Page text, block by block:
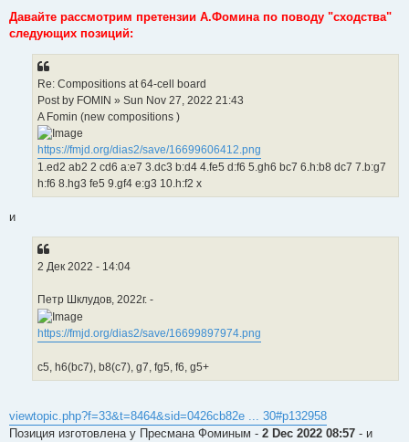
s
Давайте рассмотрим претензии А.Фомина по поводу "сходства"
следующих позиций:
Re: Compositions at 64-cell board
Post by FOMIN » Sun Nov 27, 2022 21:43
A Fomin (new compositions )
https://fmjd.org/dias2/save/16699606412.png
1.ed2 ab2 2 cd6 a:e7 3.dc3 b:d4 4.fe5 d:f6 5.gh6 bc7 6.h:b8 dc7 7.b:g7
h:f6 8.hg3 fe5 9.gf4 e:g3 10.h:f2 x
и
2 Дек 2022 - 14:04
Петр Шклудов, 2022г. -
https://fmjd.org/dias2/save/16699897974.png
с5, h6(bc7), b8(c7), g7, fg5, f6, g5+
viewtopic.php?f=33&t=8464&sid=0426cb82e ... 30#p132958
Позиция изготовлена у Пресмана Фоминым - 2 Dec 2022 08:57 - и